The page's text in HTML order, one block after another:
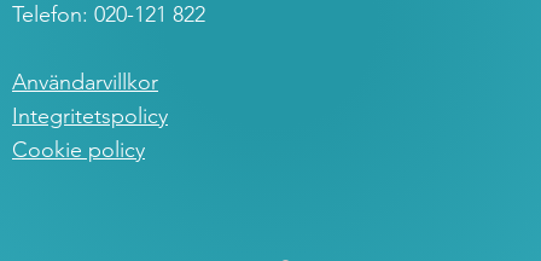
Telefon: 020-121 822
Användarvillkor
Integritetspolicy
Cookie policy